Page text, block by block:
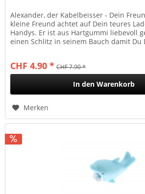
Alexander, der Kabelbeisser - Dein
kleine Freund achtet auf Dein teures
Handys. Er ist aus Hartgummi liebevoll
einen Schlitz in seinem Bauch damit Du
CHF 4.90 * CHF 7.90 *
In den Warenkorb
Merken